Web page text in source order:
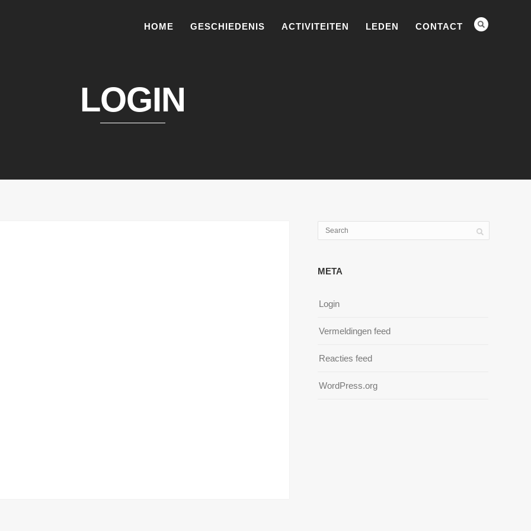
HOME GESCHIEDENIS ACTIVITEITEN LEDEN CONTACT
LOGIN
META
Login
Vermeldingen feed
Reacties feed
WordPress.org